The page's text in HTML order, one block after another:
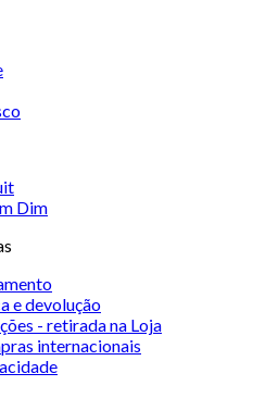
Dim
e devolução
- retirada na Loja
internacionais